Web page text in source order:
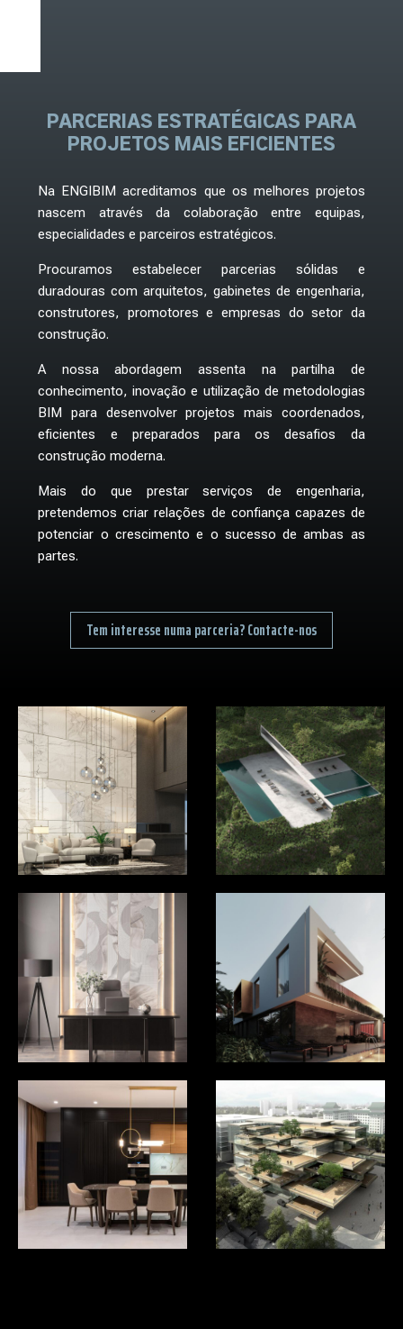
PARCERIAS ESTRATÉGICAS PARA
PROJETOS MAIS EFICIENTES
Na ENGIBIM acreditamos que os melhores projetos
nascem através da colaboração entre equipas,
especialidades e parceiros estratégicos.
Procuramos estabelecer parcerias sólidas e
duradouras com arquitetos, gabinetes de engenharia,
construtores, promotores e empresas do setor da
construção.
A nossa abordagem assenta na partilha de
conhecimento, inovação e utilização de metodologias
BIM para desenvolver projetos mais coordenados,
eficientes e preparados para os desafios da
construção moderna.
Mais do que prestar serviços de engenharia,
pretendemos criar relações de confiança capazes de
potenciar o crescimento e o sucesso de ambas as
partes.
Tem interesse numa parceria? Contacte-nos